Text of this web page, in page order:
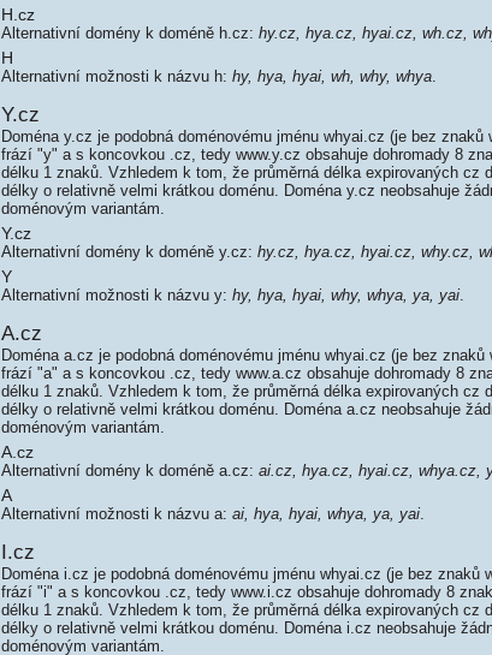
H.cz
Alternativní domény k doméně h.cz: hy.cz, hya.cz, hyai.cz, wh.cz,
H
Alternativní možnosti k názvu h: hy, hya, hyai, wh, why, whya.
Y.cz
Doména y.cz je podobná doménovému jménu whyai.cz (je bez
frází "y" a s koncovkou .cz, tedy www.y.cz obsahuje dohromady 8
délku 1 znaků. Vzhledem k tom, že průměrná délka expirovaných cz
délky o relativně velmi krátkou doménu. Doména y.cz neobsahuje
doménovým variantám.
Y.cz
Alternativní domény k doméně y.cz: hy.cz, hya.cz, hyai.cz, why.cz,
Y
Alternativní možnosti k názvu y: hy, hya, hyai, why, whya, ya, yai.
A.cz
Doména a.cz je podobná doménovému jménu whyai.cz (je bez
frází "a" a s koncovkou .cz, tedy www.a.cz obsahuje dohromady 8
délku 1 znaků. Vzhledem k tom, že průměrná délka expirovaných cz
délky o relativně velmi krátkou doménu. Doména a.cz neobsahuje
doménovým variantám.
A.cz
Alternativní domény k doméně a.cz: ai.cz, hya.cz, hyai.cz, whya.cz,
A
Alternativní možnosti k názvu a: ai, hya, hyai, whya, ya, yai.
I.cz
Doména i.cz je podobná doménovému jménu whyai.cz (je bez
frází "i" a s koncovkou .cz, tedy www.i.cz obsahuje dohromady 8
délku 1 znaků. Vzhledem k tom, že průměrná délka expirovaných cz
délky o relativně velmi krátkou doménu. Doména i.cz neobsahuje
doménovým variantám.